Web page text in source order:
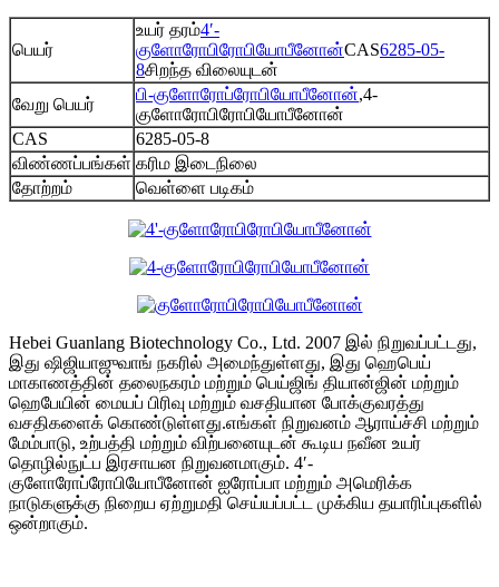
பெயர்
உயர் தரம்4′-
குளோரோபிரோபியோபீனோன்CAS6285-05-
8சிறந்த விலையுடன்
வேறு பெயர்
பி-குளோரோப்ரோபியோபீனோன்,4-
குளோரோபிரோபியோபீனோன்
CAS
6285-05-8
விண்ணப்பங்கள் கரிம இடைநிலை
தோற்றம்
வெள்ளை படிகம்
Hebei Guanlang Biotechnology Co., Ltd. 2007 இல் நிறுவப்பட்டது,
இது ஷிஜியாஜுவாங் நகரில் அமைந்துள்ளது, இது ஹெபெய்
மாகாணத்தின் தலைநகரம் மற்றும் பெய்ஜிங் தியான்ஜின் மற்றும்
ஹெபேயின் மையப் பிரிவு மற்றும் வசதியான போக்குவரத்து
வசதிகளைக் கொண்டுள்ளது.எங்கள் நிறுவனம் ஆராய்ச்சி மற்றும்
மேம்பாடு, உற்பத்தி மற்றும் விற்பனையுடன் கூடிய நவீன உயர்
தொழில்நுட்ப இரசாயன நிறுவனமாகும். 4′-
குளோரோப்ரோபியோபீனோன் ஐரோப்பா மற்றும் அமெரிக்க
நாடுகளுக்கு நிறைய ஏற்றுமதி செய்யப்பட்ட முக்கிய தயாரிப்புகளில்
ஒன்றாகும்.